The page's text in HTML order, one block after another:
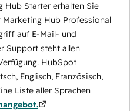
Hub Starter erhalten Sie
Hub Professional
auf E-Mail- und
Support steht allen
HubSpot
Englisch, Französisch,
Liste aller Sprachen